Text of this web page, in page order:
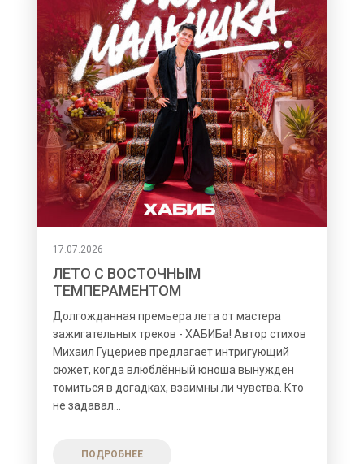
17.07.2026
ЛЕТО С ВОСТОЧНЫМ
ТЕМПЕРАМЕНТОМ
Долгожданная премьера лета от мастера
зажигательных треков - ХАБИБа! Автор стихов
Михаил Гуцериев предлагает интригующий
сюжет, когда влюблённый юноша вынужден
томиться в догадках, взаимны ли чувства. Кто
не задавал...
ПОДРОБНЕЕ